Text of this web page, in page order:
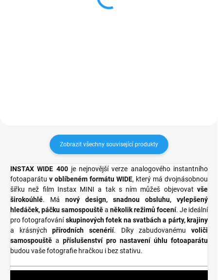
Zobrazit všechny související produkty
INSTAX WIDE 400je nejnovější verze analogového instantního
fotoaparátu v oblíbeném formátu WIDE, který má dvojnásobnou
šířku než film Instax MINI a tak s ním můžeš objevovat vše
širokoúhlé. Má nový design, snadnou obsluhu, vylepšený
hledáček, páčku samospouštěa několik režimů focení. Je ideální
pro fotografovánískupinových fotek na svatbách a párty, krajiny
a krásnýchpřírodních scenérií. Díky zabudovanémuvoliči
samospouště a příslušenství pro nastavení úhlu fotoaparátu
budou vaše fotografie hračkou i bez stativu.